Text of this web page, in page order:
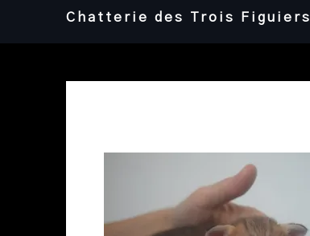
Chatterie des Trois Figuiers